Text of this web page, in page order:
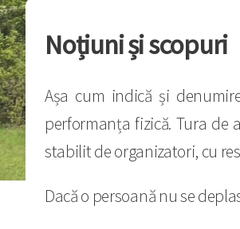
Noțiuni și scopuri
Așa cum indică și
performanța fizică. Tura
stabilit de organizatori, cu
Dacă o persoană nu se